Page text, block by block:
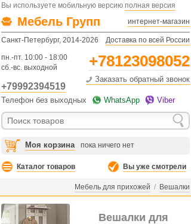
Вы используете мобильную версию полная версия
Мебель Групп интернет-магазин
Санкт-Петербург, 2014-2026 Доставка по всей России
пн.-пт. 10:00 - 18:00
сб.-вс. выходной
+78123098052
+79992394519
Заказать обратный звонок
Телефон без выходных WhatsApp Viber
Моя корзина пока ничего нет
Каталог товаров Вы уже смотрели
Мебель для прихожей / Вешалки
Вешалки для